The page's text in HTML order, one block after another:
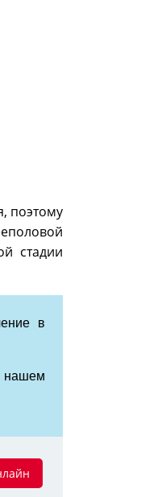
поэтому
стадии
в
нашем